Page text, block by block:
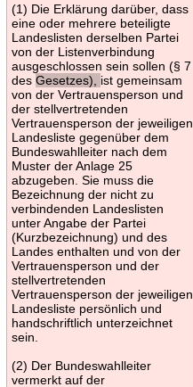
(1) Die Erklärung darüber, dass
eine oder mehrere beteiligte
Landeslisten derselben Partei
von der Listenverbindung
ausgeschlossen sein sollen (§ 7
des Gesetzes), ist gemeinsam
von der Vertrauensperson und
der stellvertretenden
Vertrauensperson der jeweiligen
Landesliste gegenüber dem
Bundeswahlleiter nach dem
Muster der Anlage 25
abzugeben. Sie muss die
Bezeichnung der nicht zu
verbindenden Landeslisten
unter Angabe der Partei
(Kurzbezeichnung) und des
Landes enthalten und von der
Vertrauensperson und der
stellvertretenden
Vertrauensperson der jeweiligen
Landesliste persönlich und
handschriftlich unterzeichnet
sein.
(2) Der Bundeswahlleiter
vermerkt auf der